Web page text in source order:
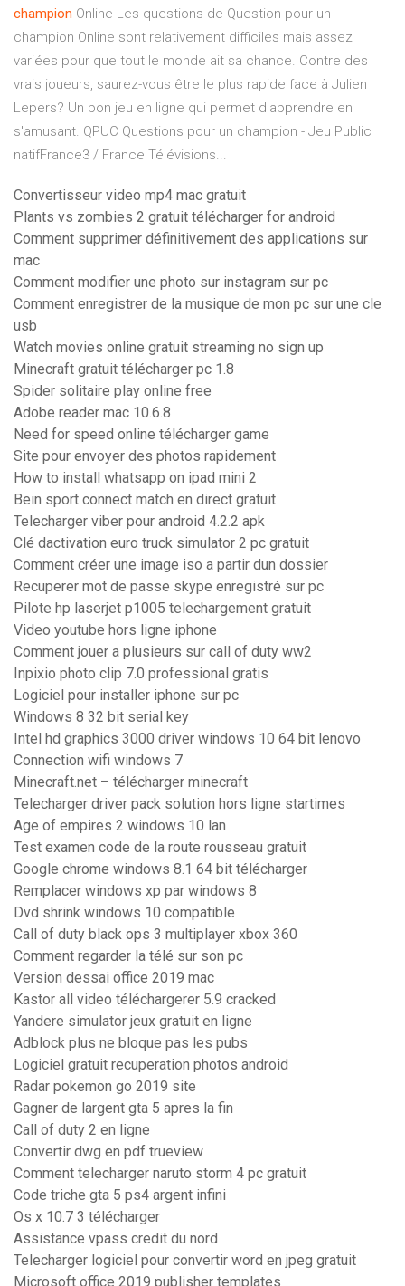
champion Online Les questions de Question pour un
champion Online sont relativement difficiles mais assez
variées pour que tout le monde ait sa chance. Contre des
vrais joueurs, saurez-vous être le plus rapide face à Julien
Lepers? Un bon jeu en ligne qui permet d'apprendre en
s'amusant. QPUC Questions pour un champion - Jeu Public
natifFrance3 / France Télévisions...
Convertisseur video mp4 mac gratuit
Plants vs zombies 2 gratuit télécharger for android
Comment supprimer définitivement des applications sur
mac
Comment modifier une photo sur instagram sur pc
Comment enregistrer de la musique de mon pc sur une cle
usb
Watch movies online gratuit streaming no sign up
Minecraft gratuit télécharger pc 1.8
Spider solitaire play online free
Adobe reader mac 10.6.8
Need for speed online télécharger game
Site pour envoyer des photos rapidement
How to install whatsapp on ipad mini 2
Bein sport connect match en direct gratuit
Telecharger viber pour android 4.2.2 apk
Clé dactivation euro truck simulator 2 pc gratuit
Comment créer une image iso a partir dun dossier
Recuperer mot de passe skype enregistré sur pc
Pilote hp laserjet p1005 telechargement gratuit
Video youtube hors ligne iphone
Comment jouer a plusieurs sur call of duty ww2
Inpixio photo clip 7.0 professional gratis
Logiciel pour installer iphone sur pc
Windows 8 32 bit serial key
Intel hd graphics 3000 driver windows 10 64 bit lenovo
Connection wifi windows 7
Minecraft.net – télécharger minecraft
Telecharger driver pack solution hors ligne startimes
Age of empires 2 windows 10 lan
Test examen code de la route rousseau gratuit
Google chrome windows 8.1 64 bit télécharger
Remplacer windows xp par windows 8
Dvd shrink windows 10 compatible
Call of duty black ops 3 multiplayer xbox 360
Comment regarder la télé sur son pc
Version dessai office 2019 mac
Kastor all video téléchargerer 5.9 cracked
Yandere simulator jeux gratuit en ligne
Adblock plus ne bloque pas les pubs
Logiciel gratuit recuperation photos android
Radar pokemon go 2019 site
Gagner de largent gta 5 apres la fin
Call of duty 2 en ligne
Convertir dwg en pdf trueview
Comment telecharger naruto storm 4 pc gratuit
Code triche gta 5 ps4 argent infini
Os x 10.7 3 télécharger
Assistance vpass credit du nord
Telecharger logiciel pour convertir word en jpeg gratuit
Microsoft office 2019 publisher templates